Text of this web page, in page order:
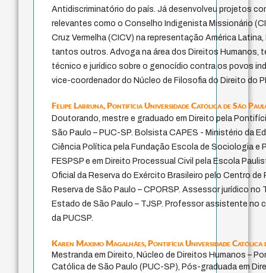
Antidiscriminatório do país. Já desenvolveu projetos
relevantes como o Conselho Indigenista Missionário
Cruz Vermelha (CICV) na representação América
tantos outros. Advoga na área dos Direitos Humanos,
técnico e jurídico sobre o genocídio contra os povos
vice-coordenador do Núcleo de Filosofia do Direito do
Felipe Labruna,Pontifícia Universidade Católica de São
Doutorando, mestre e graduado em Direito pela
São Paulo – PUC-SP. Bolsista CAPES - Ministério da
Ciência Política pela Fundação Escola de Sociologia e
FESPSP e em Direito Processual Civil pela Escola
Oficial da Reserva do Exército Brasileiro pelo Centro de
Reserva de São Paulo – CPORSP. Assessor jurídico no
Estado de São Paulo – TJSP. Professor assistente no
da PUCSP.
Karen Maximo Magalhães,Pontifícia Universidade Católica
Mestranda em Direito, Núcleo de Direitos Humanos –
Católica de São Paulo (PUC-SP), Pós-graduada em